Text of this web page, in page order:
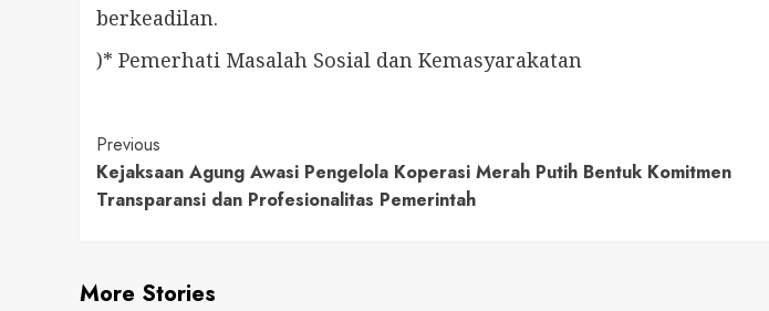
berkeadilan.
)* Pemerhati Masalah Sosial dan Kemasyarakatan
Continue
Reading
Previous
Kejaksaan Agung Awasi Pengelola Koperasi Merah Putih Bentuk Komitmen
Transparansi dan Profesionalitas Pemerintah
More Stories